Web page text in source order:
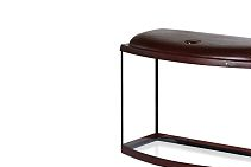
Купить в 1 клик